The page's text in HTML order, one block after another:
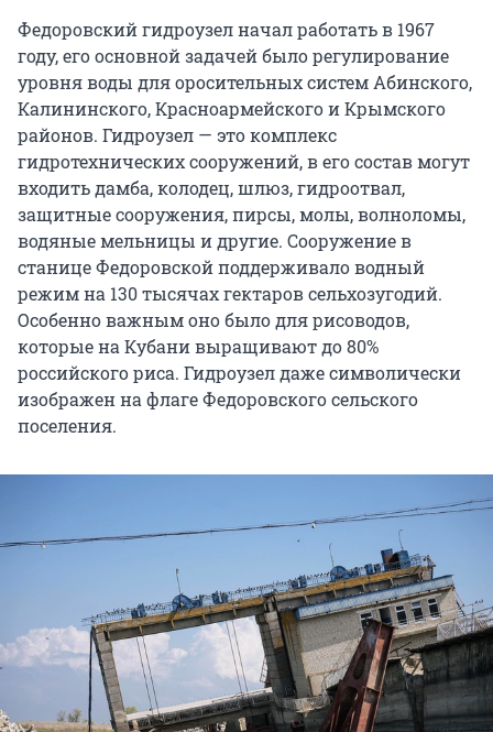
Федоровский гидроузел начал работать в 1967
году, его основной задачей было регулирование
уровня воды для оросительных систем Абинского,
Калининского, Красноармейского и Крымского
районов. Гидроузел — это комплекс
гидротехнических сооружений, в его состав могут
входить дамба, колодец, шлюз, гидроотвал,
защитные сооружения, пирсы, молы, волноломы,
водяные мельницы и другие. Сооружение в
станице Федоровской поддерживало водный
режим на 130 тысячах гектаров сельхозугодий.
Особенно важным оно было для рисоводов,
которые на Кубани выращивают до 80%
российского риса. Гидроузел даже символически
изображен на флаге Федоровского сельского
поселения.